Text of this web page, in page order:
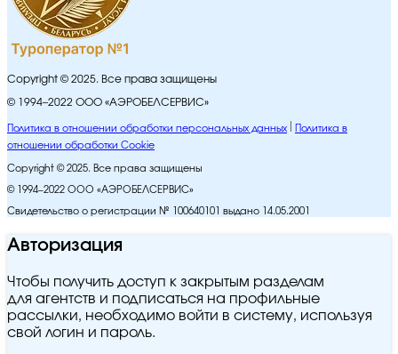
Copyright © 2025. Все права защищены
© 1994–2022 ООО «АЭРОБЕЛСЕРВИС»
Политика в отношении обработки персональных данных
Политика в
отношении обработки Cookie
Copyright © 2025. Все права защищены
© 1994–2022 ООО «АЭРОБЕЛСЕРВИС»
Свидетельство о регистрации № 100640101 выдано 14.05.2001
Авторизация
Чтобы получить доступ к закрытым разделам
для агентств и подписаться на профильные
рассылки, необходимо войти в систему, используя
свой логин и пароль.